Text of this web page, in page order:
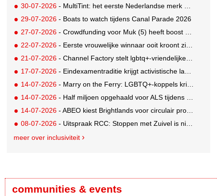
30-07-2026 - MultiTint: het eerste Nederlandse merk voor inclusieve wond- en sportverzorging
29-07-2026 - Boats to watch tijdens Canal Parade 2026
27-07-2026 - Crowdfunding voor Muk (5) heeft boost gekregen door BN'ers
22-07-2026 - Eerste vrouwelijke winnaar ooit kroont zich tot beste grunter van Nederland
21-07-2026 - Channel Factory stelt lgbtq+-vriendelijke inclusion list beschikbaar
17-07-2026 - Eindexamentraditie krijgt activistische lading tegen menstruatiearmoede
14-07-2026 - Marry on the Ferry: LGBTQ+-koppels krijgen de kans om hun huwelijksgeloften te hernieuwen op een wel heel bijzondere locatie
14-07-2026 - Half miljoen opgehaald voor ALS tijdens eerste Rotterdamse TriALSon
14-07-2026 - ABEO kiest Brightlands voor circulair productontwerp in de sportsector
08-07-2026 - Uitspraak RCC: Stoppen met Zuivel is niet misleidend
meer over inclusiviteit
communities & events